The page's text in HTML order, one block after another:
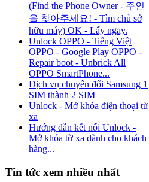
(Find the Phone Owner - 주인
을 찾아주세요! - Tìm chủ sở
hữu máy) OK - Lấy ngay.
Unlock OPPO - Tiếng Việt
OPPO - Google Play OPPO -
Repair boot - Unbrick All
OPPO SmartPhone...
Dịch vụ chuyển đổi Samsung 1
SIM thành 2 SIM
Unlock - Mở khóa điện thoại từ
xa
Hướng dẫn kết nối Unlock -
Mở khóa từ xa dành cho khách
hàng...
Tin tức xem nhiều nhất